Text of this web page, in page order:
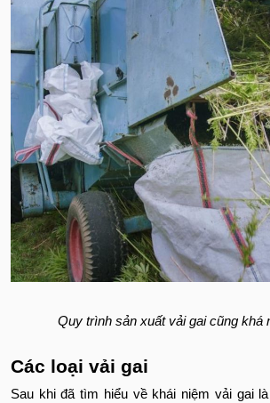
Quy trình sản xuất vải gai cũng khá
Các loại vải gai
Sau khi đã tìm hiểu về khái niệm vải gai